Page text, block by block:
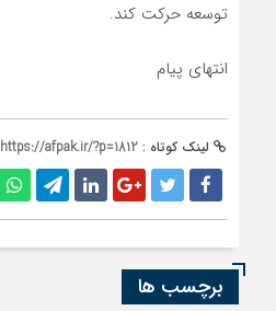
توسعه حرکت کند.
انتهای پیام
لینک کوتاه : https://afpak.ir/?p=1812
برچسب ها